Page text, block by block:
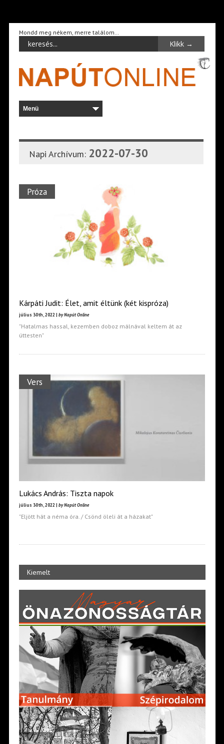
Mondd meg nékem, merre találom…
Napi Archívum: 2022-07-30
Próza
Kárpáti Judit: Élet, amit éltünk (két kispróza)
július 30th, 2022 | by Napút Online
"Hatalmas hassal, kezemben doboz málnával keltem át az
úttesten"
Vers
Lukács András: Tiszta napok
július 30th, 2022 | by Napút Online
"Eljött hát a néma óra. / Csönd öleli át a házakat"
Kiemelt